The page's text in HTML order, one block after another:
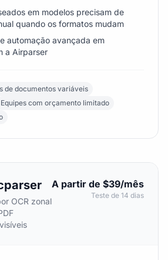
em modelos precisam de
quando os formatos mudam
automação avançada em
a Airparser
de documentos variáveis
Equipes com orçamento limitado
OCR zonal
A partir de $39/mês
Teste de 14 dias